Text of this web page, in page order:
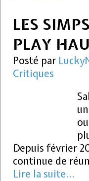
LES
PLAY
Posté par
Critiques
Depuis février
continue de
Lire la suite...